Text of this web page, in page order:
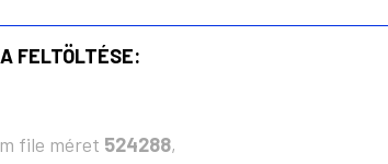
FELTÖLTÉSE:
file méret 524288,